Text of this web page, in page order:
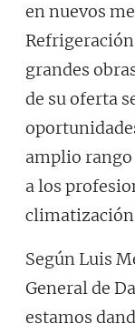
en nuevos
grandes
de su oferta
amplio
a los
climatización
Según Luis
General de
estamos